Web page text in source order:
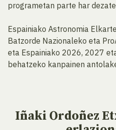
programetan parte har
Espainiako Astronomia
Batzorde Nazionaleko eta
eta Espainiako 2026, 2027
behatzeko kanpainen
Iñaki Ordoñez